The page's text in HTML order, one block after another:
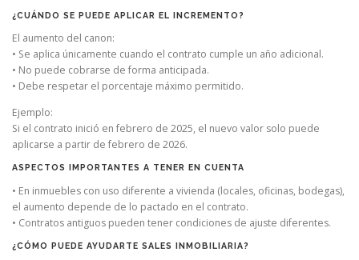
¿CUÁNDO SE PUEDE APLICAR EL INCREMENTO?
El aumento del canon:
• Se aplica únicamente cuando el contrato cumple un año adicional.
• No puede cobrarse de forma anticipada.
• Debe respetar el porcentaje máximo permitido.
Ejemplo:
Si el contrato inició en febrero de 2025, el nuevo valor solo puede
aplicarse a partir de febrero de 2026.
ASPECTOS IMPORTANTES A TENER EN CUENTA
• En inmuebles con uso diferente a vivienda (locales, oficinas, bodegas),
el aumento depende de lo pactado en el contrato.
• Contratos antiguos pueden tener condiciones de ajuste diferentes.
¿CÓMO PUEDE AYUDARTE SALES INMOBILIARIA?